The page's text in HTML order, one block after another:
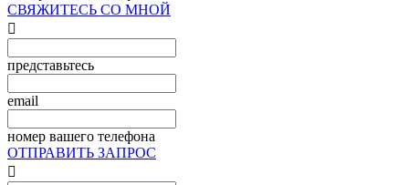
СВЯЖИТЕСЬ СО МНОЙ

представьтесь
email
номер вашего телефона
ОТПРАВИТЬ ЗАПРОС
